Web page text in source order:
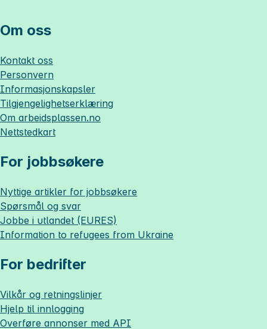
Om oss
Kontakt oss
Personvern
Informasjonskapsler
Tilgjengelighetserklæring
Om arbeidsplassen.no
Nettstedkart
For jobbsøkere
Nyttige artikler for jobbsøkere
Spørsmål og svar
Jobbe i utlandet (EURES)
Information to refugees from Ukraine
For bedrifter
Vilkår og retningslinjer
Hjelp til innlogging
Overføre annonser med API